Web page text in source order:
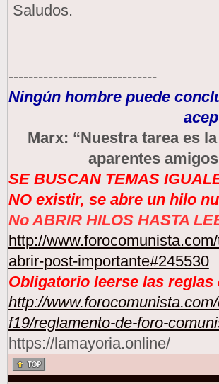
Saludos.
------------------------------
Ningún hombre puede
Marx: “Nuestra tarea es
aparentes
SE BUSCAN TEMAS
NO existir, se abre un hilo
No ABRIR HILOS HASTA
http://
abrir-post-importante#245530
Obligatorio leerse las reglas
http://
f19/reglamento-de-foro-
https://lamayoria.online/